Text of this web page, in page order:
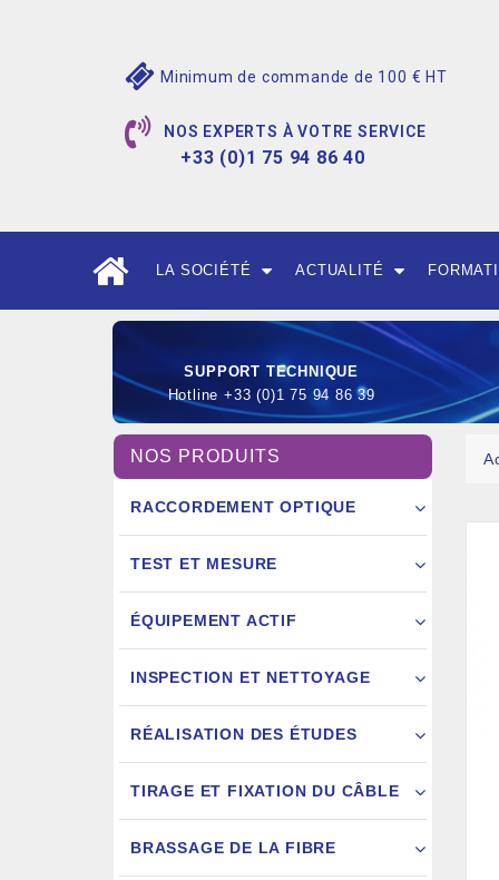
Minimum de commande de 100 € HT
NOS EXPERTS À VOTRE SERVICE
+33 (0)1 75 94 86 40
LA SOCIÉTÉ ACTUALITÉ
SUPPORT TECHNIQUE
Hotline +33 (0)1 75 94 86 39
NOS PRODUITS
RACCORDEMENT OPTIQUE
TEST ET MESURE
ÉQUIPEMENT ACTIF
INSPECTION ET NETTOYAGE
RÉALISATION DES ÉTUDES
TIRAGE ET FIXATION DU CÂBLE
BRASSAGE DE LA FIBRE